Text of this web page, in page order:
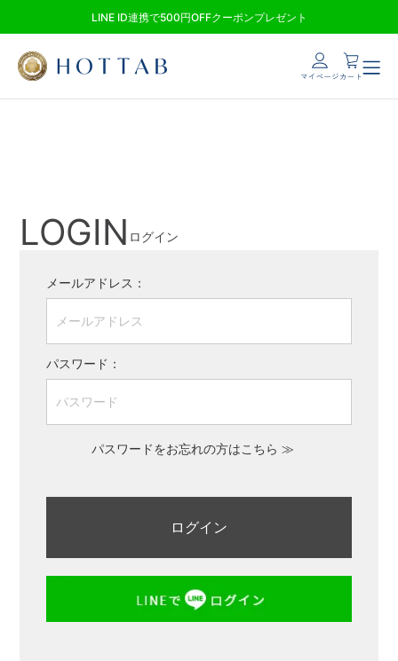
LINE ID連携で500円OFFクーポンプレゼント
LOGIN ログイン
メールアドレス：
パスワード：
パスワードをお忘れの方はこちら ≫